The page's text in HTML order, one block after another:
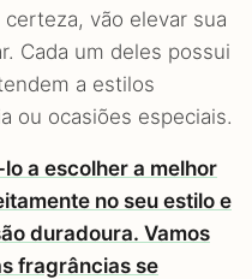
vão elevar sua
Cada um deles possui
a estilos
ou ocasiões especiais.
a escolher a melhor
no seu estilo e
duradoura. Vamos
fragrâncias se